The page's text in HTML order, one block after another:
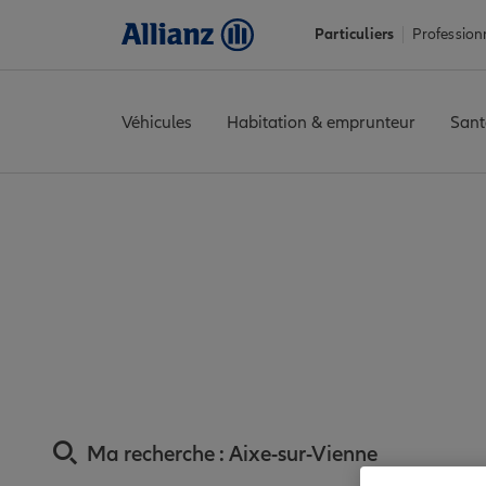
Particuliers
Véhicules Habitation & emprunteur
Ma recherche : Aixe-sur-Vienne